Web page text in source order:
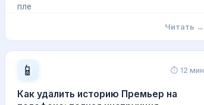
пле
Читать →
📱 ⏱ 12 мин
Как удалить историю Премьер на